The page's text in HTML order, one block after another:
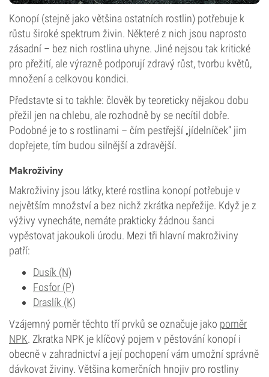
Konopí (stejně jako většina ostatních rostlin) potřebuje k
růstu široké spektrum živin. Některé z nich jsou naprosto
zásadní – bez nich rostlina uhyne. Jiné nejsou tak kritické
pro přežití, ale výrazně podporují zdravý růst, tvorbu květů,
množení a celkovou kondici.
Představte si to takhle: člověk by teoreticky nějakou dobu
přežil jen na chlebu, ale rozhodně by se necítil dobře.
Podobné je to s rostlinami – čím pestřejší „jídelníček“ jim
dopřejete, tím budou silnější a zdravější.
Makroživiny
Makroživiny jsou látky, které rostlina konopí potřebuje v
největším množství a bez nichž zkrátka nepřežije. Když je z
výživy vynecháte, nemáte prakticky žádnou šanci
vypěstovat jakoukoli úrodu. Mezi tři hlavní makroživiny
patří:
Dusík (N)
Fosfor (P)
Draslík (K)
Vzájemný poměr těchto tří prvků se označuje jako poměr
NPK. Zkratka NPK je klíčový pojem v pěstování konopí i
obecně v zahradnictví a její pochopení vám umožní správně
dávkovat živiny. Většina komerčních hnojiv pro rostliny